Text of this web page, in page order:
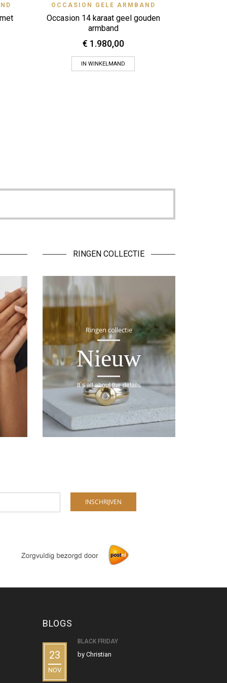
Zet op verlanglijstje Quick View
OCCASION GELE ARMBAND
Occasion 14 karaat geel gouden
armband
€ 1.980,00
IN WINKELMAND
RINGEN COLLECTIE
Ringen collectie
Nieuw
It`s all about the details
BLOGS
23
NOV
BLACK FRIDAY
by Christian